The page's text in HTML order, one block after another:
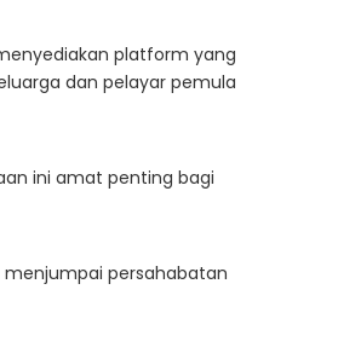
platform yang
dan pelayar pemula
ini amat penting bagi
persahabatan